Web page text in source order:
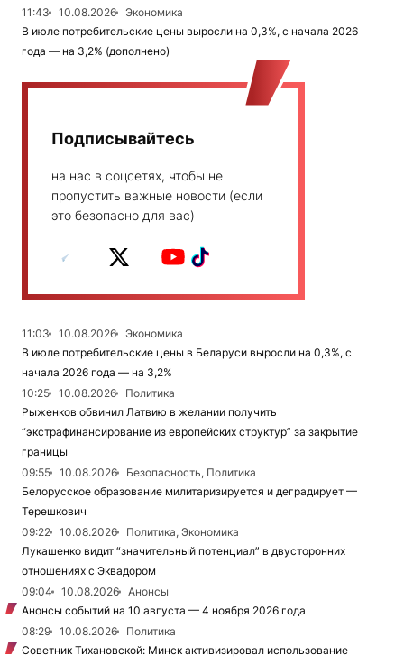
11:43
10.08.2026
Экономика
В июле потребительские цены выросли на 0,3%, с начала 2026
года — на 3,2% (дополнено)
Подписывайтесь
на нас в соцсетях, чтобы не
пропустить важные новости (если
это безопасно для вас)
11:03 10.08.2026
Экономика
В июле потребительские цены в Беларуси выросли на 0,3%, с
начала 2026 года — на 3,2%
10:25
10.08.2026
Политика
Рыженков обвинил Латвию в желании получить
“экстрафинансирование из европейских структур” за закрытие
границы
09:55
10.08.2026
Безопасность, Политика
Белорусское образование милитаризируется и деградирует —
Терешкович
09:22
10.08.2026
Политика, Экономика
Лукашенко видит “значительный потенциал” в двусторонних
отношениях с Эквадором
09:04
10.08.2026
Анонсы
Анонсы событий на 10 августа — 4 ноября 2026 года
08:29
10.08.2026
Политика
Советник Тихановской: Минск активизировал использование